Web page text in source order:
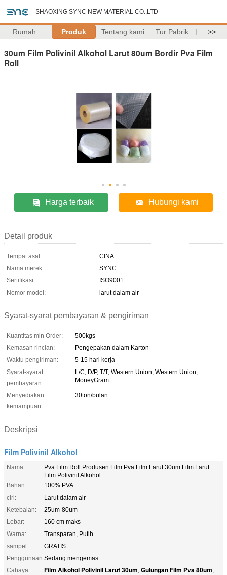
SHAOXING SYNC NEW MATERIAL CO.,LTD
Rumah Produk Tentang kami Tur Pabrik >>
30um Film Polivinil Alkohol Larut 80um Bordir Pva Film
Roll
Harga terbaik Hubungi kami
Detail produk
Tempat asal:
CINA
Nama merek:
SYNC
Sertifikasi:
ISO9001
Nomor model:
larut dalam air
Syarat-syarat pembayaran & pengiriman
Kuantitas min Order:
500kgs
Kemasan rincian:
Pengepakan dalam Karton
Waktu pengiriman:
5-15 hari kerja
Syarat-syarat
pembayaran:
L/C, D/P, T/T, Western Union, Western Union,
MoneyGram
Menyediakan
kemampuan:
30ton/bulan
Deskripsi
Film Polivinil Alkohol
Nama:
Pva Film Roll Produsen Film Pva Film Larut 30um Film Larut
Film Polivinil Alkohol
Bahan:
100% PVA
ciri:
Larut dalam air
Ketebalan:
25um-80um
Lebar:
160 cm maks
Warna:
Transparan, Putih
sampel:
GRATIS
Penggunaan:Sedang mengemas
Cahaya
Film Alkohol Polivinil Larut 30um, Gulungan Film Pva 80um,